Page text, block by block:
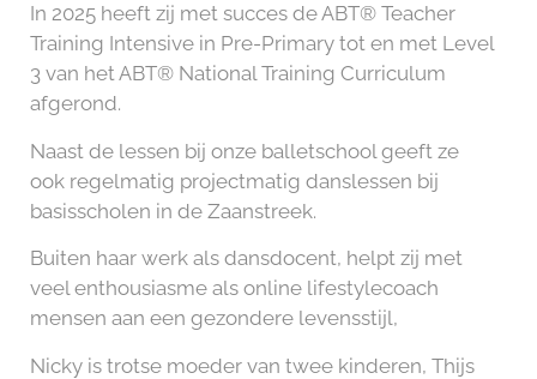
In 2025 heeft zij met succes de ABT® Teacher
Training Intensive in Pre-Primary tot en met Level
3 van het ABT®️ National Training Curriculum
afgerond.
Naast de lessen bij onze balletschool geeft ze
ook regelmatig projectmatig danslessen bij
basisscholen in de Zaanstreek.
Buiten haar werk als dansdocent, helpt zij met
veel enthousiasme als online lifestylecoach
mensen aan een gezondere levensstijl,
Nicky is trotse moeder van twee kinderen, Thijs